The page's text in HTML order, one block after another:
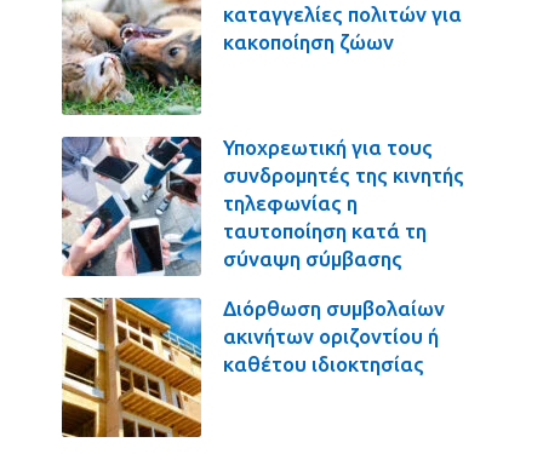
καταγγελίες πολιτών για
κακοποίηση ζώων
Υποχρεωτική για τους
συνδρομητές της κινητής
τηλεφωνίας η
ταυτοποίηση κατά τη
σύναψη σύμβασης
Διόρθωση συμβολαίων
ακινήτων οριζοντίου ή
καθέτου ιδιοκτησίας